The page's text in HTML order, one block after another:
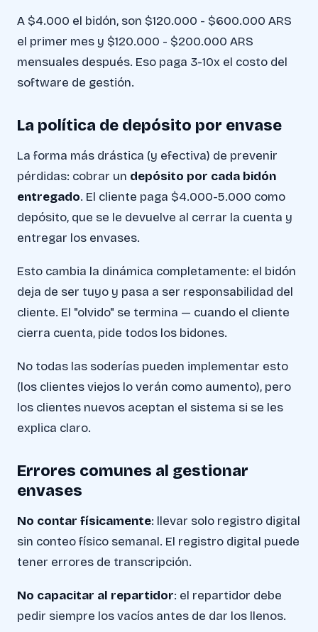
A $4.000 el bidón, son $120.000 - $600.000 ARS
el primer mes y $120.000 - $200.000 ARS
mensuales después. Eso paga 3-10x el costo del
software de gestión.
La política de depósito por envase
La forma más drástica (y efectiva) de prevenir
pérdidas: cobrar un depósito por cada bidón
entregado. El cliente paga $4.000-5.000 como
depósito, que se le devuelve al cerrar la cuenta y
entregar los envases.
Esto cambia la dinámica completamente: el bidón
deja de ser tuyo y pasa a ser responsabilidad del
cliente. El "olvido" se termina — cuando el cliente
cierra cuenta, pide todos los bidones.
No todas las soderías pueden implementar esto
(los clientes viejos lo verán como aumento), pero
los clientes nuevos aceptan el sistema si se les
explica claro.
Errores comunes al gestionar
envases
No contar físicamente: llevar solo registro digital
sin conteo físico semanal. El registro digital puede
tener errores de transcripción.
No capacitar al repartidor: el repartidor debe
pedir siempre los vacíos antes de dar los llenos.